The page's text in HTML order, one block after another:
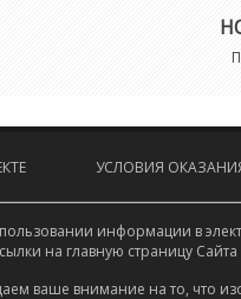
УСЛОВИЯ
информации в
на главную страницу
ваше внимание на то, что